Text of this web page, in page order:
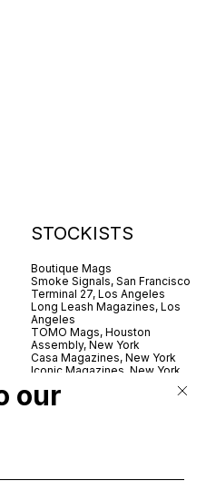
STOCKISTS
Boutique Mags
Smoke Signals, San Francisco
Terminal 27, Los Angeles
Long Leash Magazines, Los
Angeles
TOMO Mags, Houston
Assembly, New York
Casa Magazines, New York
Iconic Magazines, New York
Village Books, Leeds
Village Books, Manchester
our